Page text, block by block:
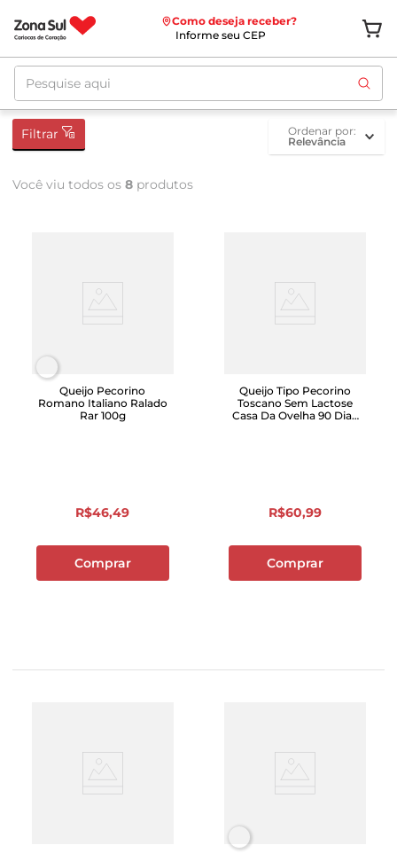
Como deseja receber?
Informe seu CEP
Pesquise aqui
Filtrar
ordenar por
Relevância
Você viu todos os 8 produtos
Queijo Pecorino
Romano Italiano Ralado
Rar 100g
R$46,49
Comprar
Queijo Tipo Pecorino
Toscano Sem Lactose
Casa Da Ovelha 90 Dias
R$60,99
Comprar